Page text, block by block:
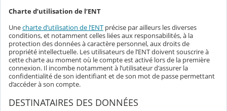
Charte d’utilisation de l’ENT
Unecharte d’utilisation de l’ENT précise par ailleurs les diverses
conditions, et notamment celles liées aux responsabilités, à la
protection des données à caractère personnel, aux droits de
propriété intellectuelle. Les utilisateurs de l’ENT doivent souscrire à
cette charte au moment où le compte est activé lors de la première
connexion. Il incombe notamment à l’utilisateur d'assurer la
confidentialité de son identifiant et de son mot de passe permettant
d’accéder à son compte.
DESTINATAIRES DES DONNÉES